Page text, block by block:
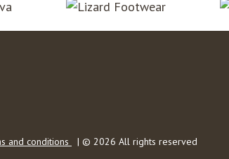
and conditions | © 2026 All rights reserved